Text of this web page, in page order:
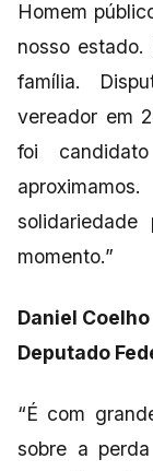
Homem
nosso
família.
vereador em
foi
momento.”
Daniel Coelho
Deputado
“É com
sobre a